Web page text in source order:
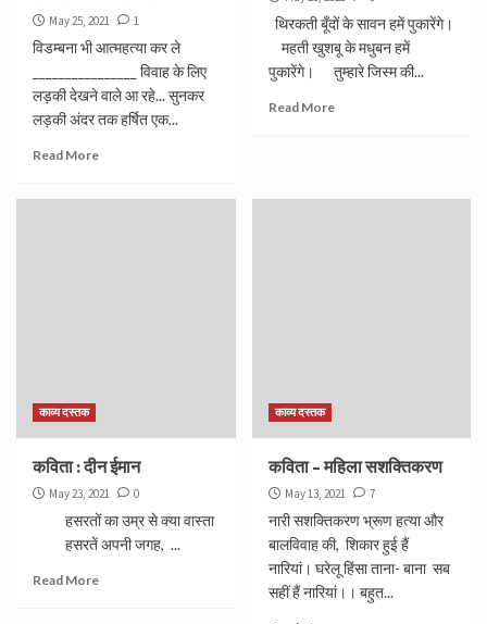
May 25, 2021 1
विडम्बना भी आत्महत्या कर ले
________________ विवाह के लिए
लड़की देखने वाले आ रहे... सुनकर
लड़की अंदर तक हर्षित एक...
Read More
थिरकती बूँदों के सावन हमें पुकारेंगे।
महती खुशबू के मधुबन हमें
पुकारेंगे। तुम्हारे जिस्म की...
Read More
काव्य दस्तक
कविता : दीन ईमान
May 23, 2021 0
हसरतों का उम्र से क्या वास्ता
हसरतें अपनी जगह, ...
Read More
काव्य दस्तक
कविता – महिला सशक्तिकरण
May 13, 2021 7
नारी सशक्तिकरण भ्रूण हत्या और
बालविवाह की, शिकार हुई हैं
नारियां। घरेलू हिंसा ताना- बाना सब
सहीं हैं नारियां।। बहुत...